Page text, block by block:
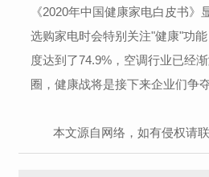
《2020年中国健康家电白皮书》
选购家电时会特别关注"健康"功
度达到了74.9%，空调行业已经
圈，健康战将是接下来企业们争
本文源自网络，如有侵权请